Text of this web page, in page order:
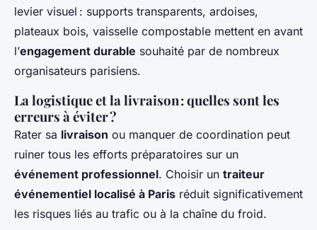
levier visuel : supports transparents, ardoises,
plateaux bois, vaisselle compostable mettent en avant
l’engagement durable souhaité par de nombreux
organisateurs parisiens.
La logistique et la livraison : quelles sont les
erreurs à éviter ?
Rater sa livraison ou manquer de coordination peut
ruiner tous les efforts préparatoires sur un
événement professionnel. Choisir un traiteur
événementiel localisé à Paris réduit significativement
les risques liés au trafic ou à la chaîne du froid.